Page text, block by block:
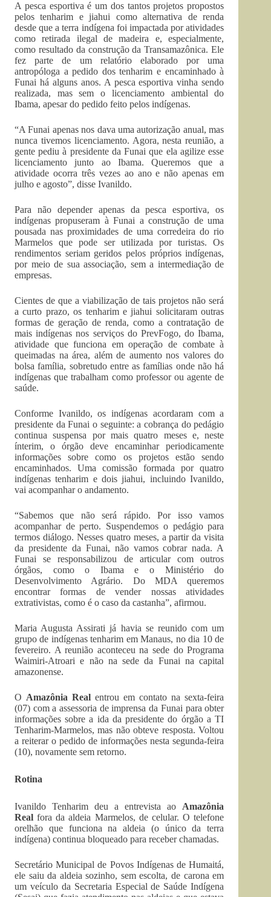
A pesca esportiva é um dos tantos projetos propostos
pelos tenharim e jiahui como alternativa de renda
desde que a terra indígena foi impactada por atividades
como retirada ilegal de madeira e, especialmente,
como resultado da construção da Transamazônica. Ele
fez parte de um relatório elaborado por uma
antropóloga a pedido dos tenharim e encaminhado à
Funai há alguns anos. A pesca esportiva vinha sendo
realizada, mas sem o licenciamento ambiental do
Ibama, apesar do pedido feito pelos indígenas.
“A Funai apenas nos dava uma autorização anual, mas
nunca tivemos licenciamento. Agora, nesta reunião, a
gente pediu à presidente da Funai que ela agilize esse
licenciamento junto ao Ibama. Queremos que a
atividade ocorra três vezes ao ano e não apenas em
julho e agosto”, disse Ivanildo.
Para não depender apenas da pesca esportiva, os
indígenas propuseram à Funai a construção de uma
pousada nas proximidades de uma corredeira do rio
Marmelos que pode ser utilizada por turistas. Os
rendimentos seriam geridos pelos próprios indígenas,
por meio de sua associação, sem a intermediação de
empresas.
Cientes de que a viabilização de tais projetos não será
a curto prazo, os tenharim e jiahui solicitaram outras
formas de geração de renda, como a contratação de
mais indígenas nos serviços do PrevFogo, do Ibama,
atividade que funciona em operação de combate à
queimadas na área, além de aumento nos valores do
bolsa família, sobretudo entre as famílias onde não há
indígenas que trabalham como professor ou agente de
saúde.
Conforme Ivanildo, os indígenas acordaram com a
presidente da Funai o seguinte: a cobrança do pedágio
continua suspensa por mais quatro meses e, neste
ínterim, o órgão deve encaminhar periodicamente
informações sobre como os projetos estão sendo
encaminhados. Uma comissão formada por quatro
indígenas tenharim e dois jiahui, incluindo Ivanildo,
vai acompanhar o andamento.
“Sabemos que não será rápido. Por isso vamos
acompanhar de perto. Suspendemos o pedágio para
termos diálogo. Nesses quatro meses, a partir da visita
da presidente da Funai, não vamos cobrar nada. A
Funai se responsabilizou de articular com outros
órgãos, como o Ibama e o Ministério do
Desenvolvimento Agrário. Do MDA queremos
encontrar formas de vender nossas atividades
extrativistas, como é o caso da castanha”, afirmou.
Maria Augusta Assirati já havia se reunido com um
grupo de indígenas tenharim em Manaus, no dia 10 de
fevereiro. A reunião aconteceu na sede do Programa
Waimiri-Atroari e não na sede da Funai na capital
amazonense.
O Amazônia Real entrou em contato na sexta-feira
(07) com a assessoria de imprensa da Funai para obter
informações sobre a ida da presidente do órgão a TI
Tenharim-Marmelos, mas não obteve resposta. Voltou
a reiterar o pedido de informações nesta segunda-feira
(10), novamente sem retorno.
Rotina
Ivanildo Tenharim deu a entrevista ao Amazônia
Real fora da aldeia Marmelos, de celular. O telefone
orelhão que funciona na aldeia (o único da terra
indígena) continua bloqueado para receber chamadas.
Secretário Municipal de Povos Indígenas de Humaitá,
ele saiu da aldeia sozinho, sem escolta, de carona em
um veículo da Secretaria Especial de Saúde Indígena